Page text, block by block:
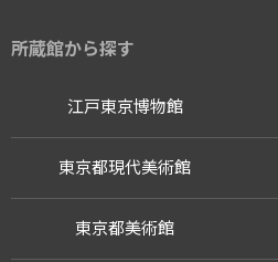
所蔵館から探す
江戸東京博物館
東京都現代美術館
東京都美術館